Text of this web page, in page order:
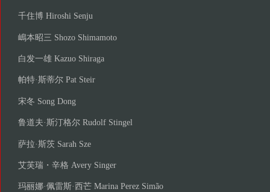
千住博 Hiroshi Senju
嶋本昭三 Shozo Shimamoto
白发一雄 Kazuo Shiraga
帕特·斯蒂尔 Pat Steir
宋冬 Song Dong
鲁道夫·斯汀格尔 Rudolf Stingel
萨拉·斯茨 Sarah Sze
艾芙瑞・辛格 Avery Singer
玛丽娜·佩雷斯·西芒 Marina Perez Simão